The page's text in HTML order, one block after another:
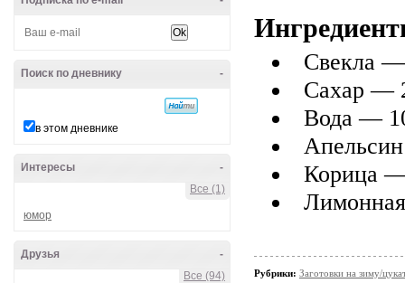
-
Поиск по дневнику
в этом дневнике
-
Интересы
Все (1)
юмор
-
Друзья
Все (94)
Свекла
Сахар —
Вода —
Корица
Рубрики: Заготовки на зиму/